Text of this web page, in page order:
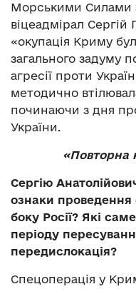
Морськими Силами
віцеадмірал Сергій
«окупація Криму
загального задуму
агресії проти
методично
починаючи з дня
України.
«Повторна
Сергію
ознаки проведення
боку Росії? Які
періоду
передислокація?
Спецоперація у